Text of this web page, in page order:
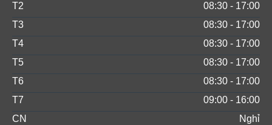
T2
08:30 - 17:00
T3
08:30 - 17:00
T4
08:30 - 17:00
T5
08:30 - 17:00
T6
08:30 - 17:00
T7
09:00 - 16:00
CN
Nghỉ